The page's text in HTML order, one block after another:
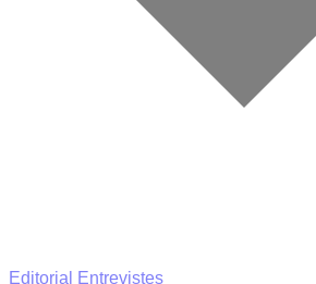
Editorial
Entrevistes